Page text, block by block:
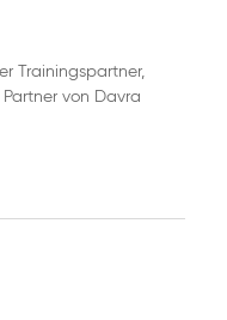
Trainingspartner,
von Davra